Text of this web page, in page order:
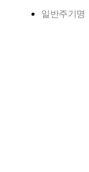
일반주기명